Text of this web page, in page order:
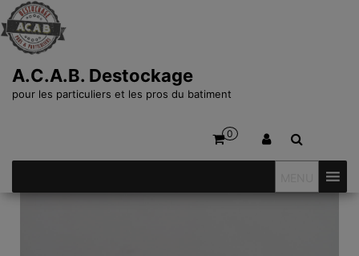
A.C.A.B. Destockage
pour les particuliers et les pros du batiment
0